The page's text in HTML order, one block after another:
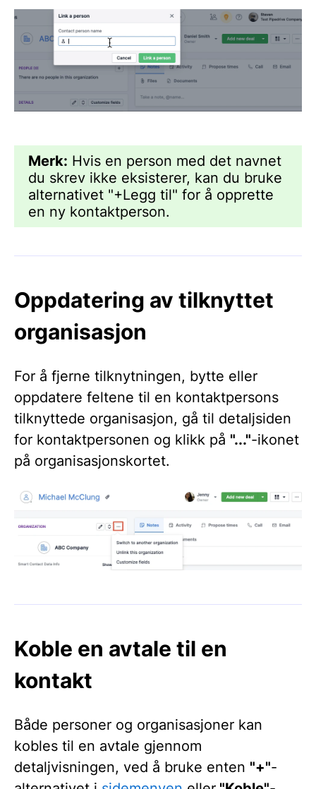
Merk: Hvis en person med det navnet
du skrev ikke eksisterer, kan du bruke
alternativet "+Legg til" for å opprette
en ny kontaktperson.
Oppdatering av tilknyttet
organisasjon
For å fjerne tilknytningen, bytte eller
oppdatere feltene til en kontaktpersons
tilknyttede organisasjon, gå til detaljsiden
for kontaktpersonen og klikk på "..."-ikonet
på organisasjonskortet.
Koble en avtale til en
kontakt
Både personer og organisasjoner kan
kobles til en avtale gjennom
detaljvisningen, ved å bruke enten "+"-